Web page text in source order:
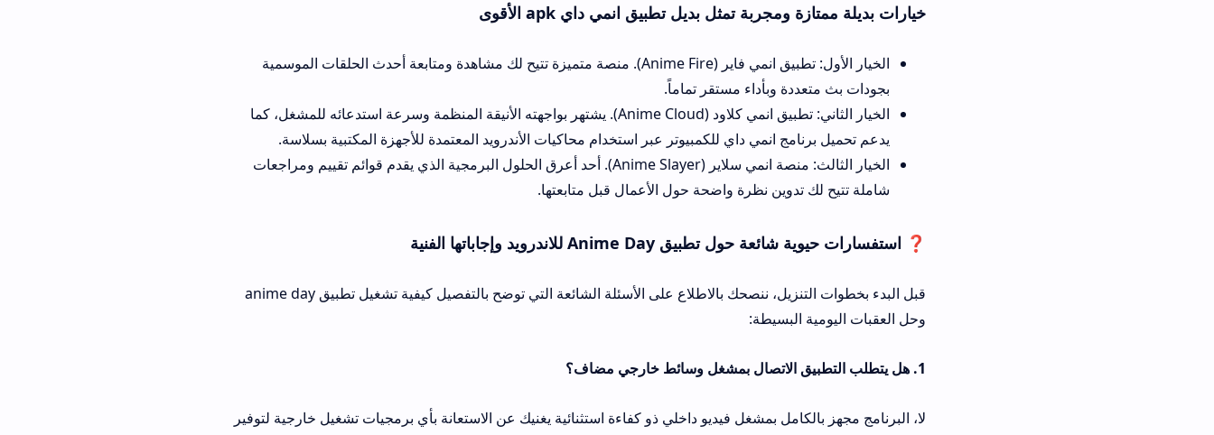
خيارات بديلة ممتازة ومجربة تمثل بديل تطبيق انمي داي apk الأقوى
الخيار الأول: تطبيق انمي فاير (Anime Fire). منصة متميزة تتيح لك مشاهدة ومتابعة أحدث الحلقات الموسمية
بجودات بث متعددة وبأداء مستقر تماماً.
الخيار الثاني: تطبيق انمي كلاود (Anime Cloud). يشتهر بواجهته الأنيقة المنظمة وسرعة استدعائه للمشغل، كما
يدعم تحميل برنامج انمي داي للكمبيوتر عبر استخدام محاكيات الأندرويد المعتمدة للأجهزة المكتبية بسلاسة.
الخيار الثالث: منصة انمي سلاير (Anime Slayer). أحد أعرق الحلول البرمجية الذي يقدم قوائم تقييم ومراجعات
شاملة تتيح لك تدوين نظرة واضحة حول الأعمال قبل متابعتها.
❓ استفسارات حيوية شائعة حول تطبيق Anime Day للاندرويد وإجاباتها الفنية
قبل البدء بخطوات التنزيل، ننصحك بالاطلاع على الأسئلة الشائعة التي توضح بالتفصيل كيفية تشغيل تطبيق anime day
وحل العقبات اليومية البسيطة:
لا، البرنامج مجهز بالكامل بمشغل فيديو داخلي ذو كفاءة استثنائية يغنيك عن الاستعانة بأي برمجيات تشغيل خارجية لتوفير